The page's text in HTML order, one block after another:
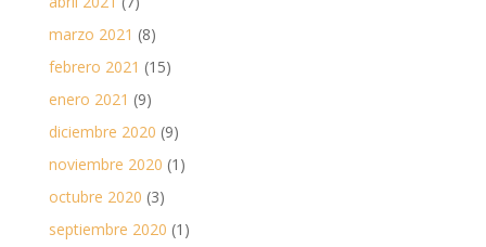
marzo 2021 (8)
febrero 2021 (15)
enero 2021 (9)
diciembre 2020 (9)
noviembre 2020 (1)
octubre 2020 (3)
septiembre 2020 (1)